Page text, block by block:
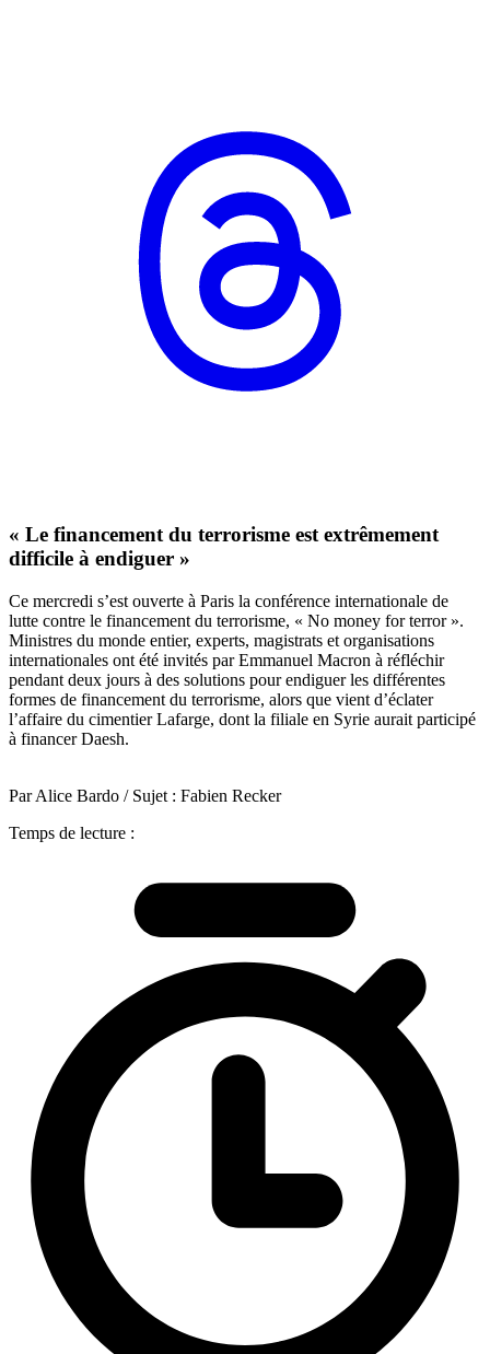
« Le financement du terrorisme est extrêmement
difficile à endiguer »
Ce mercredi s’est ouverte à Paris la conférence internationale de
lutte contre le financement du terrorisme, « No money for terror ».
Ministres du monde entier, experts, magistrats et organisations
internationales ont été invités par Emmanuel Macron à réfléchir
pendant deux jours à des solutions pour endiguer les différentes
formes de financement du terrorisme, alors que vient d’éclater
l’affaire du cimentier Lafarge, dont la filiale en Syrie aurait participé
à financer Daesh.
Par Alice Bardo / Sujet : Fabien Recker
Temps de lecture :